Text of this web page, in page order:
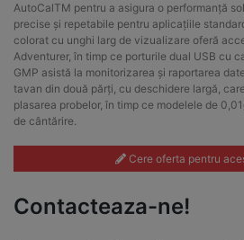
AutoCalTM pentru a asigura o performanță
precise și repetabile pentru aplicațiile
colorat cu unghi larg de vizualizare oferă
Adventurer, în timp ce porturile dual USB cu
GMP asistă la monitorizarea și raportarea
tavan din două părți, cu deschidere largă,
plasarea probelor, în timp ce modelele de
de cântărire.
Cere oferta pentru
Contacteaza-ne!